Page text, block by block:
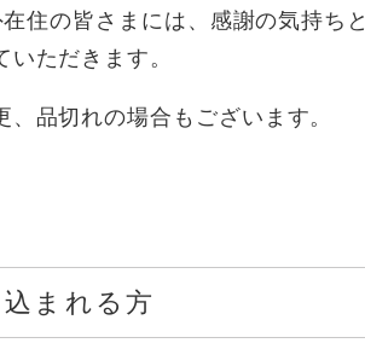
住の皆さまには、感謝の気持ちと
ただきます。
品切れの場合もございます。
まれる方